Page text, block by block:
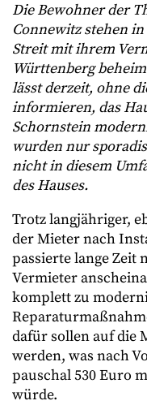
Die Bewohner der
Connewitz stehen
Streit mit ihrem
Württenberg
lässt derzeit, ohne
informieren, das
Schornstein
wurden nur
nicht in diesem
des Hauses.
Trotz langjähriger,
der Mieter nach
passierte lange Zeit
Vermieter
komplett zu
dafür sollen auf die
werden, was nach
pauschal 530 Euro
würde.